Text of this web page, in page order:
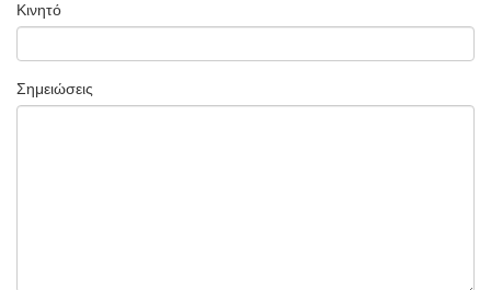
Κινητό
Σημειώσεις